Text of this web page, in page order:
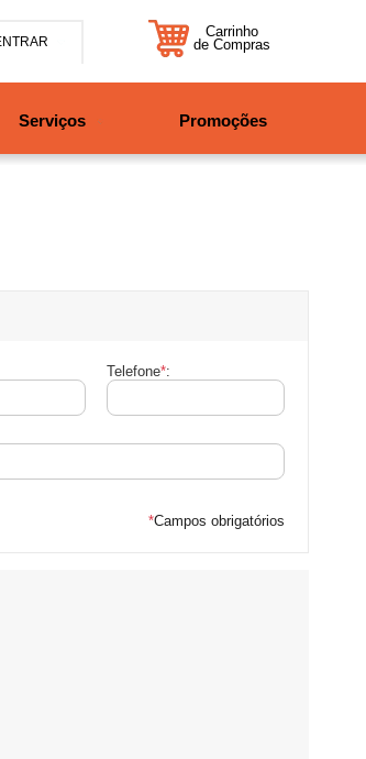
Carrinho
de Compras
Serviços Promoções
Telefone*:
*Campos obrigatórios